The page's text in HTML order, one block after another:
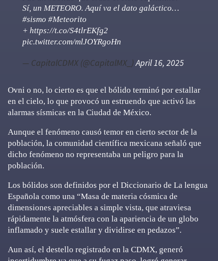
Sí, un METEORO. Aquí va el dato galáctico…
#sismo #Meteorito
+ https://t.co/S4tlrEKfg2
pic.twitter.com/mlJOYRgoHn
— CapitalCDMX (@CapitalMX_)April 16, 2025
Ovni o no, lo cierto es que el bólido terminó por estallar
en el cielo, lo que provocó un estruendo que activó las
alarmas sísmicas en la Ciudad de México.
Aunque el fenómeno causó temor en cierto sector de la
población, la comunidad científica mexicana señaló que
dicho fenómeno no representaba un peligro para la
población.
Los bólidos son definidos por el Diccionario de La lengua
Española como una “Masa de materia cósmica de
dimensiones apreciables a simple vista, que atraviesa
rápidamente la atmósfera con la apariencia de un globo
inflamado y suele estallar y dividirse en pedazos”.
Aun así, el destello registrado en la CDMX, generó